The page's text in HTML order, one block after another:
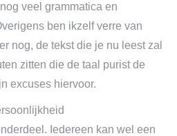
veel grammatica en
ben ikzelf verre van
nog, de tekst die je nu leest zal
zitten die de taal purist de
excuses hiervoor.
Iedereen kan wel een